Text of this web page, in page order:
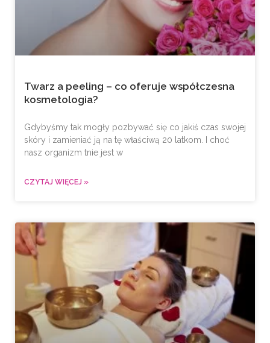
Twarz a peeling – co oferuje współczesna
kosmetologia?
Gdybyśmy tak mogły pozbywać się co jakiś czas swojej
skóry i zamieniać ją na tę właściwą 20 latkom. I choć
nasz organizm tnie jest w
CZYTAJ WIĘCEJ »